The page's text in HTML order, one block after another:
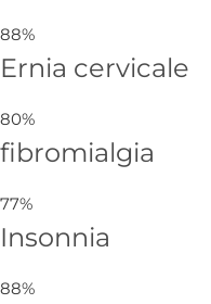
88%
Ernia cervicale
80%
fibromialgia
77%
Insonnia
88%